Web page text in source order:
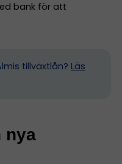
bank för att
tillväxtlån? Läs
nya